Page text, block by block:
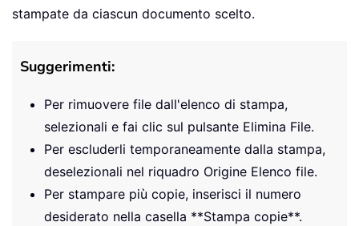
stampate da ciascun documento scelto.
Suggerimenti:
Per rimuovere file dall'elenco di stampa,
selezionali e fai clic sul pulsante Elimina File.
Per escluderli temporaneamente dalla stampa,
deselezionali nel riquadro Origine Elenco file.
Per stampare più copie, inserisci il numero
desiderato nella casella **Stampa copie**.